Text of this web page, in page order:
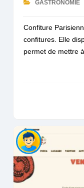
GASTRONOMIE
Confiture
confitures. Elle
permet de mettre